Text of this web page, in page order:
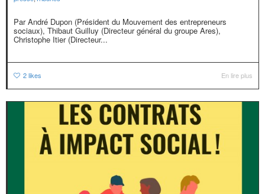
Par André Dupon (Président du Mouvement des entrepreneurs
sociaux), Thibaut Guilluy (Directeur général du groupe Ares),
Christophe Itier (Directeur...
2likes En lire plus